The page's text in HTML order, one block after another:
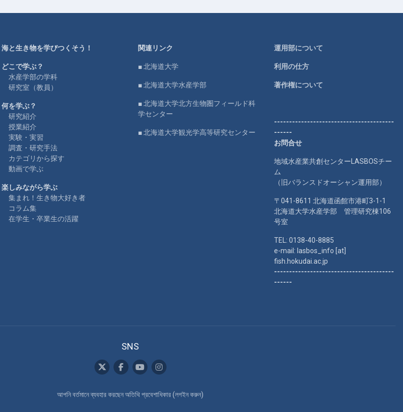
海と生き物を学びつくそう！
どこで学ぶ？
水産学部の学科
研究室（教員）
何を学ぶ？
研究紹介
授業紹介
実験・実習
調査・研究手法
カテゴリから探す
動画で学ぶ
楽しみながら学ぶ
集まれ！生き物大好き者
コラム集
在学生・卒業生の活躍
関連リンク
■ 北海道大学
■ 北海道大学水産学部
■ 北海道大学北方生物圏フィールド科
学センター
■ 北海道大学観光学高等研究センター
運用部について
利用の仕方
著作権について
----------------------------------------
------
お問合せ
地域水産業共創センターLASBOSチー
ム
（旧バランスドオーシャン運用部）
〒041-8611 北海道函館市港町3-1-1
北海道大学水産学部 管理研究棟106
号室
TEL: 0138-40-8885
e-mail: lasbos_info [at]
fish.hokudai.ac.jp
----------------------------------------
------
SNS
আপনি বর্তমানে ব্যবহার করছেন অতিথি প্রবেশাধিকার (লগইন করুন)